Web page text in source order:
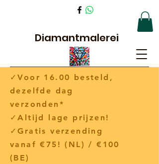
Diamantmalerei
✓Voor 16.00 besteld,
dezelfde dag
verzonden*
✓Altijd lage prijzen!
✓Gratis verzending
vanaf €75! (NL) / €100
(BE)